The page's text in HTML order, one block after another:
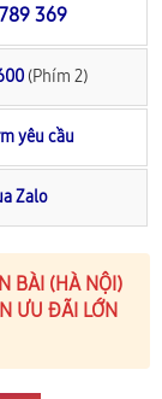
369
(Phím 2)
yêu cầu
Zalo
BÀI (HÀ NỘI)
ƯU ĐÃI LỚN